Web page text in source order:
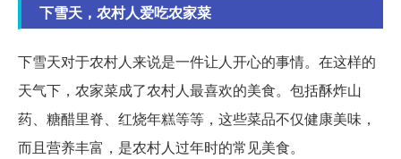
下雪天，农村人爱吃农家菜
下雪天对于农村人来说是一件让人开心的事情。在这样的
天气下，农家菜成了农村人最喜欢的美食。包括酥炸山
药、糖醋里脊、红烧年糕等等，这些菜品不仅健康美味，
而且营养丰富，是农村人过年时的常见美食。